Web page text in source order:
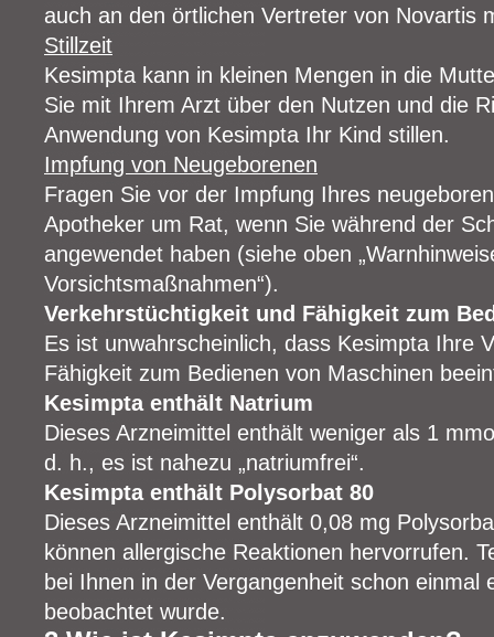
auch an den örtlichen Vertreter von Novartis
Stillzeit
Kesimpta kann in kleinen Mengen in die
Sie mit Ihrem Arzt über den Nutzen und die
Anwendung von Kesimpta Ihr Kind stillen.
Impfung von Neugeborenen
Fragen Sie vor der Impfung Ihres
Apotheker um Rat, wenn Sie während der
angewendet haben (siehe oben
Vorsichtsmaßnahmen“).
Verkehrstüchtigkeit und Fähigkeit zum
Es ist unwahrscheinlich, dass Kesimpta Ihre
Fähigkeit zum Bedienen von Maschinen
Kesimpta enthält Natrium
Dieses Arzneimittel enthält weniger als 1
d. h., es ist nahezu „natriumfrei“.
Kesimpta enthält Polysorbat 80
Dieses Arzneimittel enthält 0,08 mg
können allergische Reaktionen hervorrufen.
bei Ihnen in der Vergangenheit schon einmal
beobachtet wurde.